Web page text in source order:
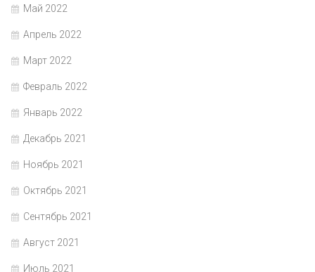
Май 2022
Апрель 2022
Март 2022
Февраль 2022
Январь 2022
Декабрь 2021
Ноябрь 2021
Октябрь 2021
Сентябрь 2021
Август 2021
Июль 2021